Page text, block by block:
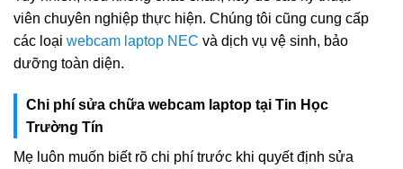
viên chuyên nghiệp thực hiện. Chúng tôi cũng cung cấp
các loại webcam laptop NEC và dịch vụ vệ sinh, bảo
dưỡng toàn diện.
Chi phí sửa chữa webcam laptop tại Tin Học
Trường Tín
Mẹ luôn muốn biết rõ chi phí trước khi quyết định sửa